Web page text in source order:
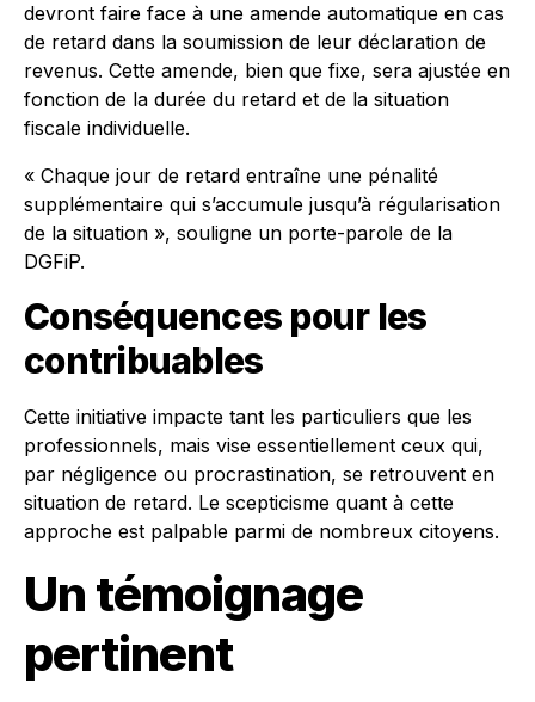
devront faire face à une amende automatique en cas
de retard dans la soumission de leur déclaration de
revenus. Cette amende, bien que fixe, sera ajustée en
fonction de la durée du retard et de la situation
fiscale individuelle.
« Chaque jour de retard entraîne une pénalité
supplémentaire qui s’accumule jusqu’à régularisation
de la situation », souligne un porte-parole de la
DGFiP.
Conséquences pour les
contribuables
Cette initiative impacte tant les particuliers que les
professionnels, mais vise essentiellement ceux qui,
par négligence ou procrastination, se retrouvent en
situation de retard. Le scepticisme quant à cette
approche est palpable parmi de nombreux citoyens.
Un témoignage
pertinent